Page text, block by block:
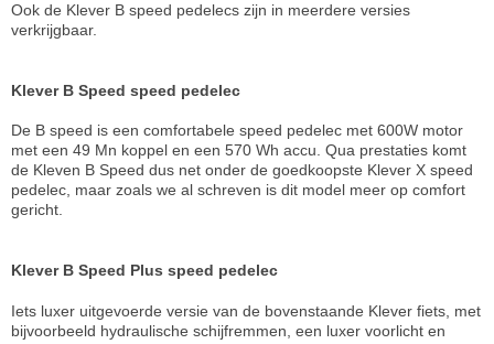
Ook de Klever B speed pedelecs zijn in meerdere versies
verkrijgbaar.
Klever B Speed speed pedelec
De B speed is een comfortabele speed pedelec met 600W motor
met een 49 Mn koppel en een 570 Wh accu. Qua prestaties komt
de Kleven B Speed dus net onder de goedkoopste Klever X speed
pedelec, maar zoals we al schreven is dit model meer op comfort
gericht.
Klever B Speed Plus speed pedelec
Iets luxer uitgevoerde versie van de bovenstaande Klever fiets, met
bijvoorbeeld hydraulische schijfremmen, een luxer voorlicht en